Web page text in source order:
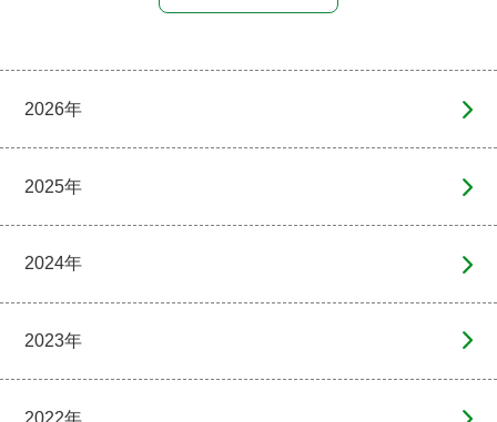
2026年
2025年
2024年
2023年
2022年